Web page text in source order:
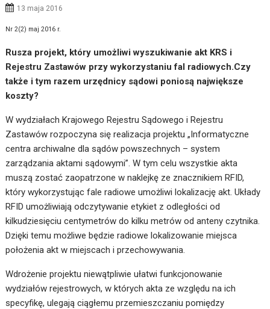
13 maja 2016
Nr 2(2) maj 2016 r.
Rusza projekt, który umożliwi wyszukiwanie akt KRS i
Rejestru Zastawów przy wykorzystaniu fal radiowych.Czy
także i tym razem urzędnicy sądowi poniosą największe
koszty?
W wydziałach Krajowego Rejestru Sądowego i Rejestru
Zastawów rozpoczyna się realizacja projektu „Informatyczne
centra archiwalne dla sądów powszechnych – system
zarządzania aktami sądowymi”. W tym celu wszystkie akta
muszą zostać zaopatrzone w naklejkę ze znacznikiem RFID,
który wykorzystując fale radiowe umożliwi lokalizację akt. Układy
RFID umożliwiają odczytywanie etykiet z odległości od
kilkudziesięciu centymetrów do kilku metrów od anteny czytnika.
Dzięki temu możliwe będzie radiowe lokalizowanie miejsca
położenia akt w miejscach i przechowywania.
Wdrożenie projektu niewątpliwie ułatwi funkcjonowanie
wydziałów rejestrowych, w których akta ze względu na ich
specyfikę, ulegają ciągłemu przemieszczaniu pomiędzy